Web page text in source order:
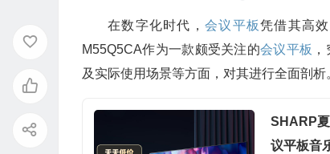
在数字化时代，会议平板凭借其高
M55Q5CA作为一款颇受关注的会议平板
及实际使用场景等方面，对其进行全面剖析
SHARP
议平板音